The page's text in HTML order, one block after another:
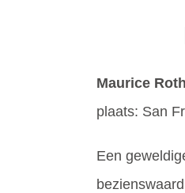
Maurice
plaats: San
Een